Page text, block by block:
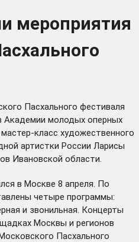
мероприятия
Пасхального фестиваля
Академии молодых оперных
класс художественного
артистки России Ларисы
Ивановской области.
в Москве 8 апреля. По
четыре программы:
и звонильная. Концерты
Москвы и регионов
Пасхального